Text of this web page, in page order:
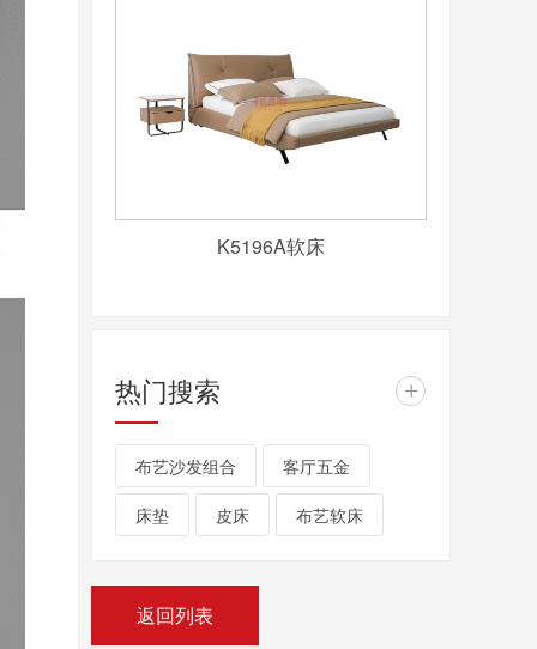
K5196A软床
热门搜索 +
布艺沙发组合 客厅五金
床垫 皮床 布艺软床
返回列表